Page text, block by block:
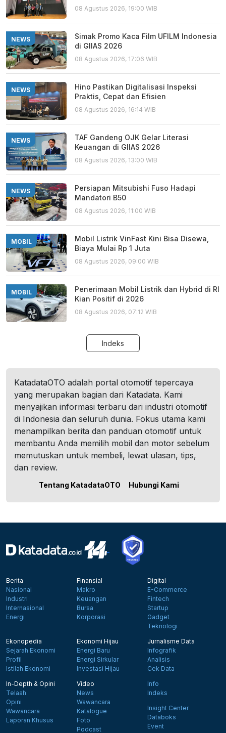
08 Agustus 2026, 19:00 WIB
NEWS
Simak Promo Kaca Film UFILM Indonesia
di GIIAS 2026
08 Agustus 2026, 17:06 WIB
NEWS
Hino Pastikan Digitalisasi Inspeksi
Praktis, Cepat dan Efisien
08 Agustus 2026, 16:14 WIB
NEWS
TAF Gandeng OJK Gelar Literasi
Keuangan di GIIAS 2026
08 Agustus 2026, 13:00 WIB
NEWS
Persiapan Mitsubishi Fuso Hadapi
Mandatori B50
08 Agustus 2026, 11:00 WIB
MOBIL
Mobil Listrik VinFast Kini Bisa Disewa,
Biaya Mulai Rp 1 Juta
08 Agustus 2026, 09:00 WIB
MOBIL
Penerimaan Mobil Listrik dan Hybrid di RI
Kian Positif di 2026
08 Agustus 2026, 07:12 WIB
Indeks
KatadataOTO adalah portal otomotif tepercaya
yang merupakan bagian dari Katadata. Kami
menyajikan informasi terbaru dari industri otomotif
di Indonesia dan seluruh dunia. Fokus utama kami
menampilkan berita dan panduan otomotif untuk
membantu Anda memilih mobil dan motor sebelum
memutuskan untuk membeli, lewat ulasan, tips,
dan review.
Tentang KatadataOTO Hubungi Kami
Berita
Nasional
Industri
Internasional
Energi
Finansial
Makro
Keuangan
Bursa
Korporasi
Digital
E-Commerce
Fintech
Startup
Gadget
Teknologi
Ekonopedia
Sejarah Ekonomi
Profil
Istilah Ekonomi
Ekonomi Hijau
Energi Baru
Energi Sirkular
Investasi Hijau
Jurnalisme Data
Infografik
Analisis
Cek Data
In-Depth & Opini
Telaah
Opini
Wawancara
Laporan Khusus
Video
News
Wawancara
Katalogue
Foto
Podcast
Info
Indeks
Insight Center
Databoks
Event